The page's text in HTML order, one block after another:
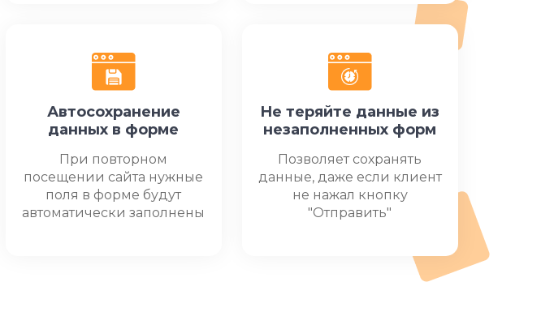
Автосохранение
данных в форме
При повторном
посещении сайта нужные
поля в форме будут
автоматически заполнены
Не теряйте данные из
незаполненных форм
Позволяет сохранять
данные, даже если клиент
не нажал кнопку
"Отправить"